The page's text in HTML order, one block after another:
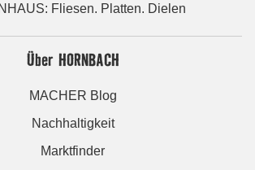
Fliesen. Platten. Dielen
Über HORNBACH
MACHER Blog
Nachhaltigkeit
Marktfinder